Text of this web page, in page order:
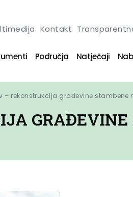
Kontakt
Područja Natječaji
– rekonstrukcija građevine stambene